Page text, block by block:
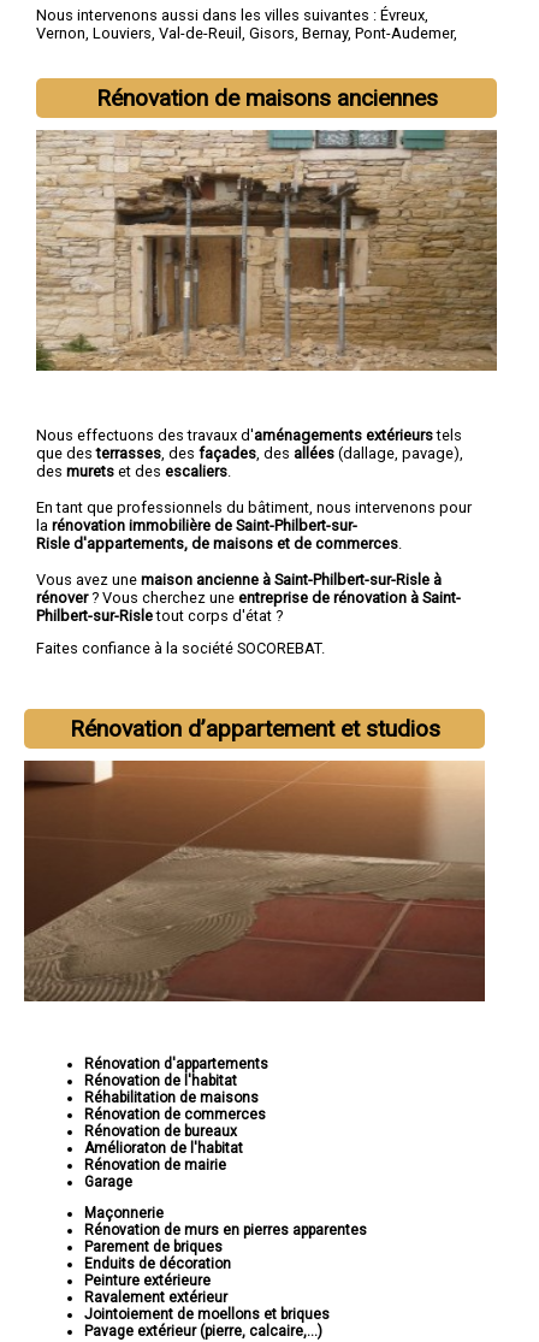
Nous intervenons aussi dans les villes suivantes : Évreux,
Vernon, Louviers, Val-de-Reuil , Gisors, Bernay, Pont-Audemer,
Rénovation de maisons anciennes
Nous effectuons des travaux d'aménagements extérieurstels
que desterrasses , des façades , des allées (dallage, pavage),
des murets et des escaliers
En tant que professionnels du bâtiment, nous intervenons pour
la rénovation immobilière de Saint-Philbert-sur-
Risle d'appartements, de maisons et de commerces
Vous avez une maison ancienne à Saint-Philbert-sur-Risle à
rénover? Vous cherchez une entreprise de rénovation à Saint-
Philbert-sur-Risletout corps d'état ?
Faites confiance à la société SOCOREBAT.
Rénovation d’appartement et studios
Rénovation d'appartements
Rénovation de l'habitat
Réhabilitation de maisons
Rénovation de commerces
Rénovation de bureaux
Amélioraton de l'habitat
Rénovation de mairie
Garage
Maçonnerie
Rénovation de murs en pierres apparentes
Parement de briques
Enduits de décoration
Peinture extérieure
Ravalement extérieur
Jointoiement de moellons et briques
Pavage extérieur (pierre, calcaire,...)